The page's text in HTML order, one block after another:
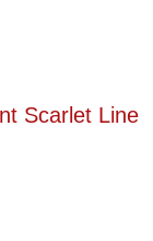
Scarlet Line